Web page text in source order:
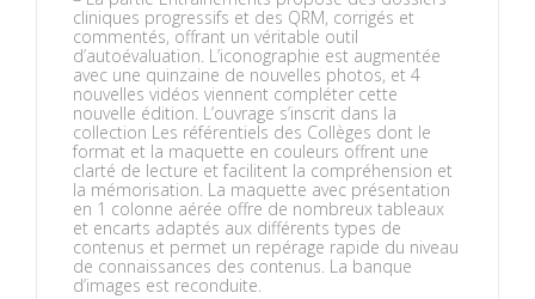
cliniques progressifs et des QRM, corrigés et
commentés, offrant un véritable outil
d’autoévaluation. L’iconographie est augmentée
avec une quinzaine de nouvelles photos, et 4
nouvelles vidéos viennent compléter cette
nouvelle édition. L’ouvrage s’inscrit dans la
collection Les référentiels des Collèges dont le
format et la maquette en couleurs offrent une
clarté de lecture et facilitent la compréhension et
la mémorisation. La maquette avec présentation
en 1 colonne aérée offre de nombreux tableaux
et encarts adaptés aux différents types de
contenus et permet un repérage rapide du niveau
de connaissances des contenus. La banque
d’images est reconduite.